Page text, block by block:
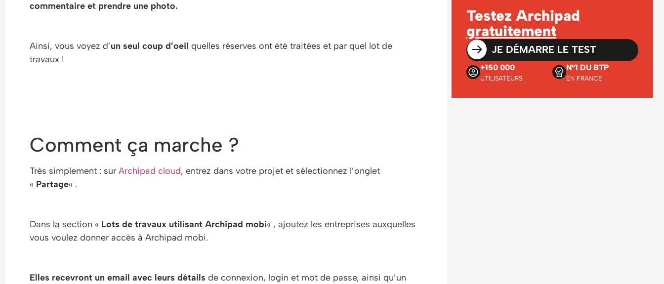
commentaire et prendre une photo.
Ainsi, vous voyez d’un seul coup d’oeil quelles réserves ont été traitées et par quel lot de
travaux !
Comment ça marche ?
Très simplement : sur Archipad cloud, entrez dans votre projet et sélectionnez l’onglet
« Partage« .
Dans la section « Lots de travaux utilisant Archipad mobi« , ajoutez les entreprises auxquelles
vous voulez donner accès à Archipad mobi.
Elles recevront un email avec leurs détails de connexion, login et mot de passe, ainsi qu’un
Testez Archipad
gratuitement
JE DÉMARRE LE TEST
+150 000
UTILISATEURS
N°1 DU BTP
EN FRANCE